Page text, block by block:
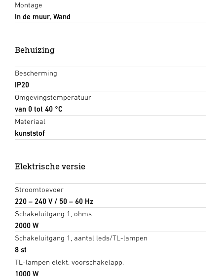
Montage
In de muur, Wand
Behuizing
Bescherming
IP20
Omgevingstemperatuur
van 0 tot 40 °C
Materiaal
kunststof
Elektrische versie
Stroomtoevoer
220 – 240 V / 50 – 60 Hz
Schakeluitgang 1, ohms
2000 W
Schakeluitgang 1, aantal leds/TL-lampen
8 st
TL-lampen elekt. voorschakelapp.
1000 W